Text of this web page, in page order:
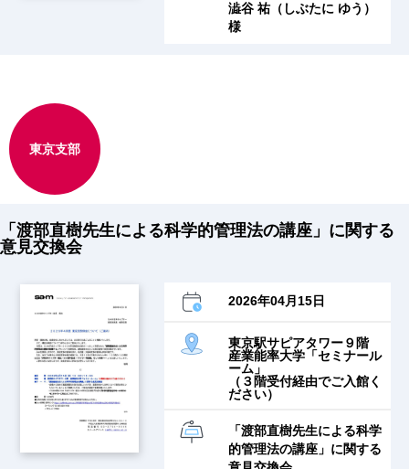
澁谷 祐（しぶたに ゆう）
様
東京支部
「渡部直樹先生による科学的管理法の講座」に関する
意見交換会
2026年04月15日
東京駅サピアタワー９階
産業能率大学「セミナール
ーム」
（３階受付経由でご入館く
ださい）
「渡部直樹先生による科学
的管理法の講座」に関する